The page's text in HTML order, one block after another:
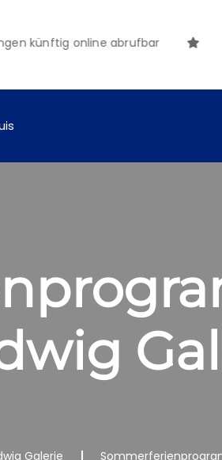
künftig online abrufbar
Galerie